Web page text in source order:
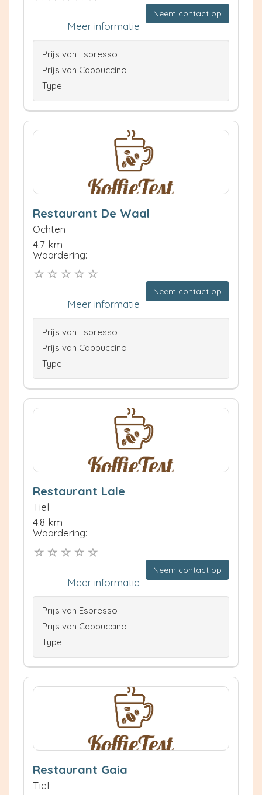
Neem contact op
Meer informatie
Prijs van Espresso
Prijs van Cappuccino
Type
Restaurant De Waal
Ochten
4.7 km
Waardering:
Neem contact op
Meer informatie
Prijs van Espresso
Prijs van Cappuccino
Type
Restaurant Lale
Tiel
4.8 km
Waardering:
Neem contact op
Meer informatie
Prijs van Espresso
Prijs van Cappuccino
Type
Restaurant Gaia
Tiel